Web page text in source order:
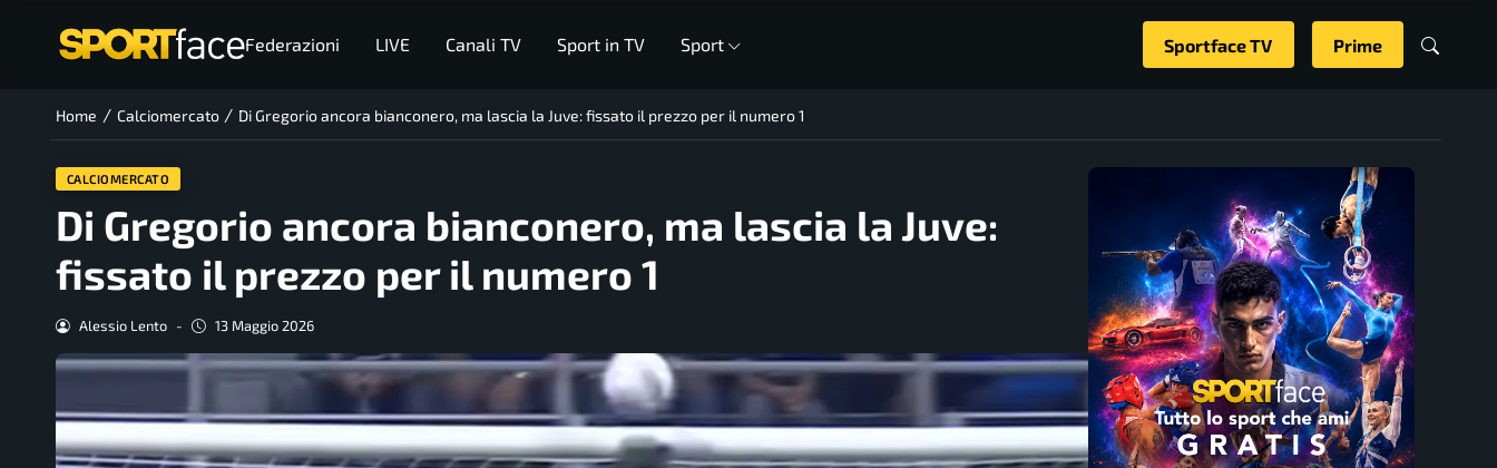
Federazioni LIVE Canali TV Sport in TV Sport Sportface TV Prime
Home / Calciomercato / Di Gregorio ancora bianconero, ma lascia la Juve: fissato il prezzo per il numero 1
CALCIOMERCATO
Di Gregorio ancora bianconero, ma lascia la Juve:
fissato il prezzo per il numero 1
Alessio Lento - 13 Maggio 2026